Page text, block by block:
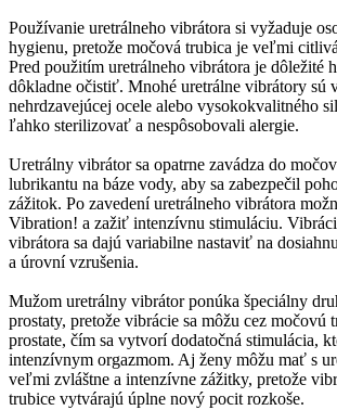
Používanie uretrálneho vibrátora si vyžaduje
hygienu, pretože močová trubica je veľmi
Pred použitím uretrálneho vibrátora je dôležité
dôkladne očistiť. Mnohé uretrálne vibrátory sú
nehrdzavejúcej ocele alebo vysokokvalitného
ľahko sterilizovať a nespôsobovali alergie.
Uretrálny vibrátor sa opatrne zavádza do
lubrikantu na báze vody, aby sa zabezpečil
zážitok. Po zavedení uretrálneho vibrátora
Vibration! a zažiť intenzívnu stimuláciu.
vibrátora sa dajú variabilne nastaviť na
a úrovní vzrušenia.
Mužom uretrálny vibrátor ponúka špeciálny
prostaty, pretože vibrácie sa môžu cez močovú
prostate, čím sa vytvorí dodatočná stimulácia,
intenzívnym orgazmom. Aj ženy môžu mať s
veľmi zvláštne a intenzívne zážitky, pretože
trubice vytvárajú úplne nový pocit rozkoše.